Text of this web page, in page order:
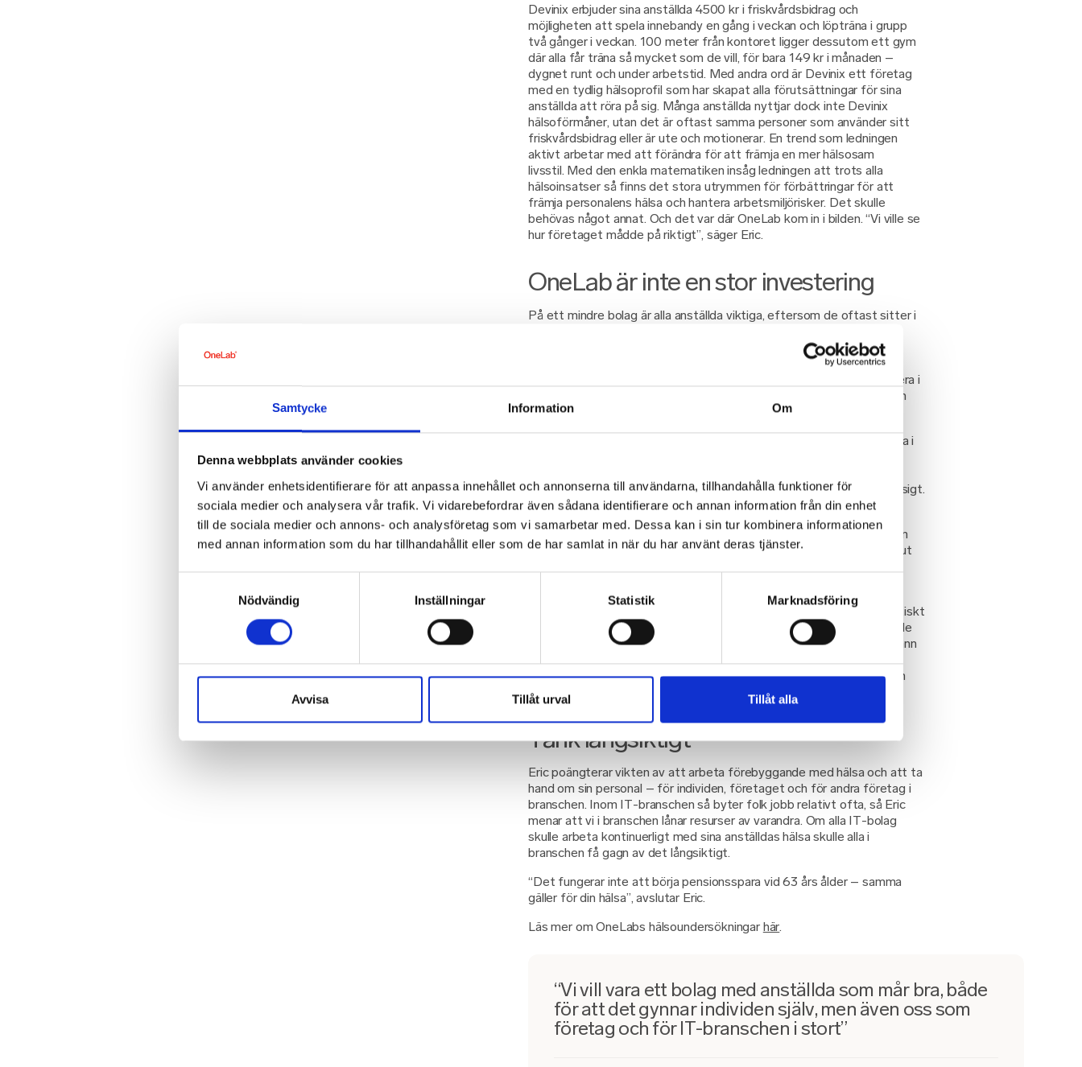
Samtycke Information Om
Denna webbplats använder cookies
Vi använder enhetsidentifierare för att anpassa innehållet och annonserna till användarna, tillhandahålla funktioner för
sociala medier och analysera vår trafik. Vi vidarebefordrar även sådana identifierare och annan information från din enhet
till de sociala medier och annons- och analysföretag som vi samarbetar med. Dessa kan i sin tur kombinera informationen
med annan information som du har tillhandahållit eller som de har samlat in när du har använt deras tjänster.
Nödvändig
Inställningar Statistik Marknadsföring
Avvisa Tillåt urval Tillåt alla
Devinix erbjuder sina anställda 4500 kr i friskvårdsbidrag och
möjligheten att spela innebandy en gång i veckan och löpträna i grupp
två gånger i veckan. 100 meter från kontoret ligger dessutom ett gym
där alla får träna så mycket som de vill, för bara 149 kr i månaden –
dygnet runt och under arbetstid. Med andra ord är Devinix ett företag
med en tydlig hälsoprofil som har skapat alla förutsättningar för sina
anställda att röra på sig. Många anställda nyttjar dock inte Devinix
hälsoförmåner, utan det är oftast samma personer som använder sitt
friskvårdsbidrag eller är ute och motionerar. En trend som ledningen
aktivt arbetar med att förändra för att främja en mer hälsosam
livsstil. Med den enkla matematiken insåg ledningen att trots alla
hälsoinsatser så finns det stora utrymmen för förbättringar för att
främja personalens hälsa och hantera arbetsmiljörisker. Det skulle
behövas något annat. Och det var där OneLab kom in i bilden. “Vi ville se
hur företaget mådde på riktigt”, säger Eric.
OneLab är inte en stor investering
På ett mindre bolag är alla anställda viktiga, eftersom de oftast sitter i
mindre företag mer sårbart för sjukskrivningar och ohälsa. Ett större
företag med ett par hundra anställda kan hantera sjukskrivningar och
rehabiliteringar, men det är svårare för ett mindre bolag. “Att investera i
en hälso- och arbetsmiljöundersökning från OneLab var därför inte en
speciellt stor investering i det stora hela”, säger Eric.
Från början fanns en viss tveksamhet hos några anställda till att delta i
“Hälso- och arbetsmiljöundersökningen fungerade smidigt och proffsigt.
Plus att återkopplingen kom tillbaka snabbt”, säger Eric.
Efter hälso- och arbetsmiljöundersökningen har Devinix redan sett en
ökad medvetenheten kring hälsa. Hamburgaren har emellanåt bytts ut
“Vi valde att kommunicera ut den aggregerade resultat- och
riskbedömningen till alla anställda, vilket visade att en stor andel faktiskt
ligger i riskzonen. En ögonöppnare för oss i ledningen, men även för de
personer som det gällde. Eftersom det var så pass många som befann
förhoppningsvis leder till att det inte blir lika jobbigt att prata om och
därför lättare att göra en förändring tillsammans”, menar Eric.
Tänk långsiktigt
Eric poängterar vikten av att arbeta förebyggande med hälsa och att ta
hand om sin personal – för individen, företaget och för andra företag i
branschen. Inom IT-branschen så byter folk jobb relativt ofta, så Eric
menar att vi i branschen lånar resurser av varandra. Om alla IT-bolag
skulle arbeta kontinuerligt med sina anställdas hälsa skulle alla i
branschen få gagn av det långsiktigt.
“Det fungerar inte att börja pensionsspara vid 63 års ålder – samma
gäller för din hälsa”, avslutar Eric.
Läs mer om OneLabs hälsoundersökningar här
“Vi vill vara ett bolag med anställda som mår bra, både
för att det gynnar individen själv, men även oss som
företag och för IT-branschen i stort”